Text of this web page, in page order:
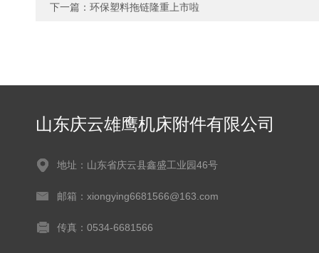
下一篇： 环保塑料拖链隆重上市啦
山东庆云雄鹰机床附件有限公司
地址：山东省庆云县鑫盛工业园46号
邮箱：xiongying6681566@163.com
传真：0534-6681566